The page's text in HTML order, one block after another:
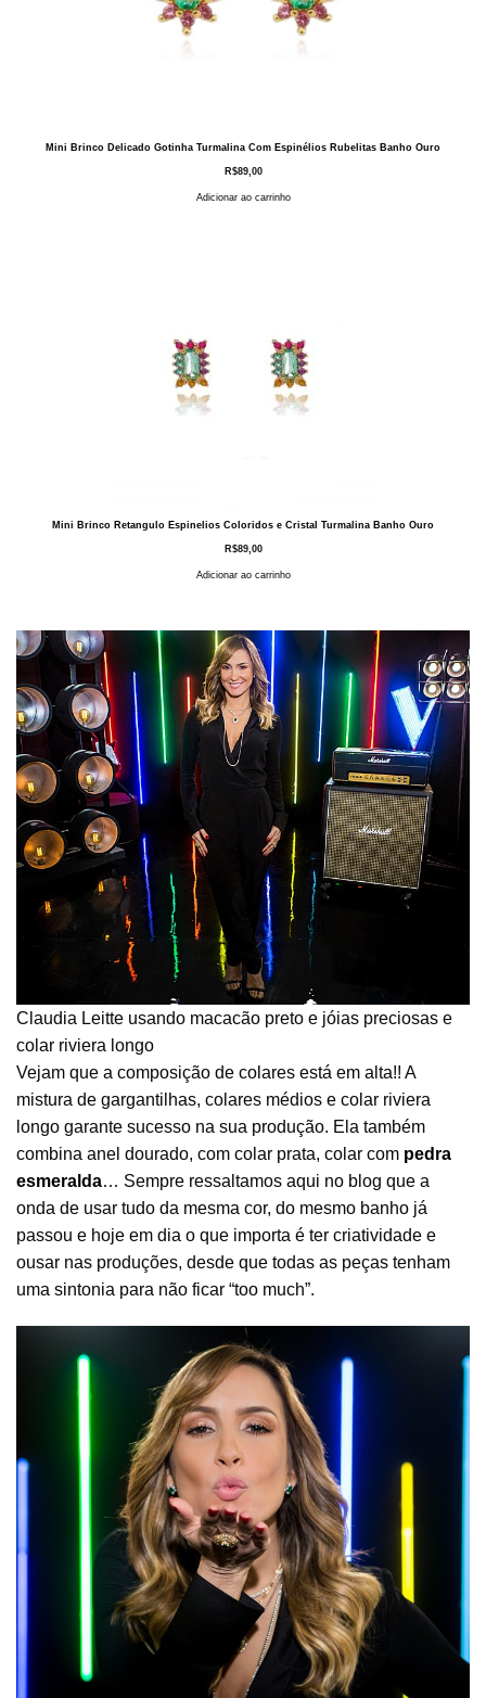
Mini Brinco Delicado Gotinha Turmalina Com Espinélios Rubelitas Banho Ouro
R$89,00
Adicionar ao carrinho
Mini Brinco Retangulo Espinelios Coloridos e Cristal Turmalina Banho Ouro
R$89,00
Adicionar ao carrinho
Claudia Leitte usando macacão preto e jóias preciosas e
colar riviera longo
Vejam que a composição de colares está em alta!! A
mistura de gargantilhas, colares médios e colar riviera
longo garante sucesso na sua produção. Ela também
combina anel dourado, com colar prata, colar com pedra
esmeralda… Sempre ressaltamos aqui no blog que a
onda de usar tudo da mesma cor, do mesmo banho já
passou e hoje em dia o que importa é ter criatividade e
ousar nas produções, desde que todas as peças tenham
uma sintonia para não ficar “too much”.